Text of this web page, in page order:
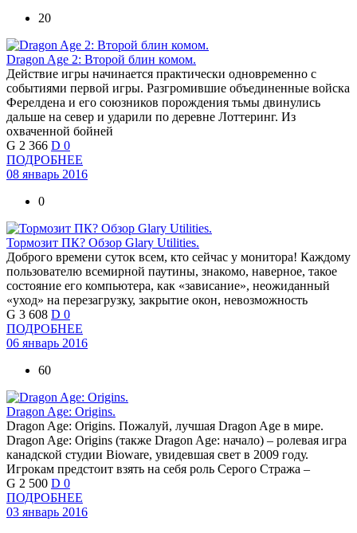
20
Dragon Age 2: Второй блин комом.
Действие игры начинается практически одновременно с
событиями первой игры. Разгромившие объединенные войска
Ферелдена и его союзников порождения тьмы двинулись
дальше на север и ударили по деревне Лоттеринг. Из
охваченной бойней
G 2 366 D 0
ПОДРОБНЕЕ
08 январь 2016
0
Тормозит ПК? Обзор Glary Utilities.
Доброго времени суток всем, кто сейчас у монитора! Каждому
пользователю всемирной паутины, знакомо, наверное, такое
состояние его компьютера, как «зависание», неожиданный
«уход» на перезагрузку, закрытие окон, невозможность
G 3 608 D 0
ПОДРОБНЕЕ
06 январь 2016
60
Dragon Age: Origins.
Dragon Age: Origins. Пожалуй, лучшая Dragon Age в мире.
Dragon Age: Origins (также Dragon Age: начало) – ролевая игра
канадской студии Bioware, увидевшая свет в 2009 году.
Игрокам предстоит взять на себя роль Серого Стража –
G 2 500 D 0
ПОДРОБНЕЕ
03 январь 2016